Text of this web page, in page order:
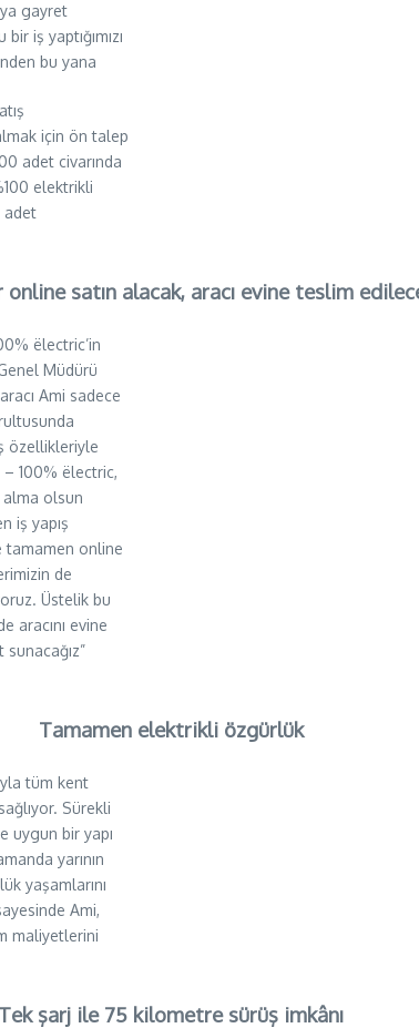
gayret
iş yaptığımızı
bu yana
için ön talep
adet civarında
elektrikli
adet
satın alacak, aracı evine teslim
ëlectric’in
Müdürü
Ami sadece
özellikleriyle
– 100% ëlectric,
alma olsun
iş yapış
tamamen online
de
Üstelik bu
aracını evine
Tamamen elektrikli özgürlük
tüm kent
Sürekli
uygun bir yapı
yarının
yaşamlarını
Ami,
maliyetlerini
Tek şarj ile 75 kilometre sürüş imkânı